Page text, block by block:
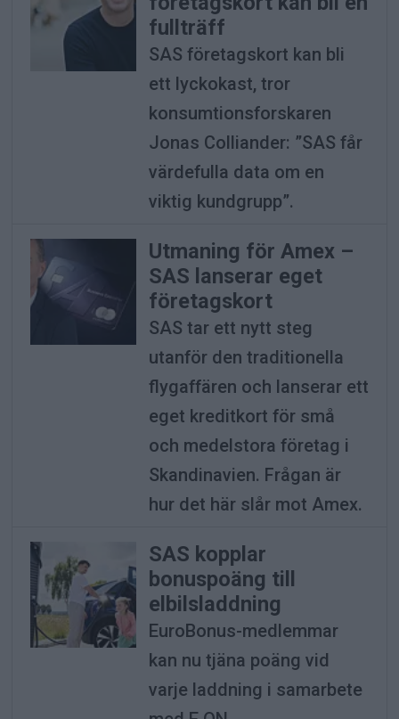
fullträff
SAS företagskort kan bli
ett lyckokast, tror
konsumtionsforskaren
Jonas Colliander: ”SAS får
värdefulla data om en
viktig kundgrupp”.
Utmaning för Amex –
SAS lanserar eget
företagskort
SAS tar ett nytt steg
utanför den traditionella
flygaffären och lanserar ett
eget kreditkort för små
och medelstora företag i
Skandinavien. Frågan är
hur det här slår mot Amex.
SAS kopplar
bonuspoäng till
elbilsladdning
EuroBonus-medlemmar
kan nu tjäna poäng vid
varje laddning i samarbete